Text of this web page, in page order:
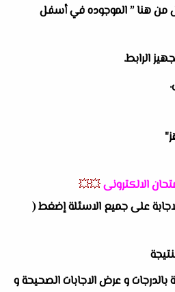
هنا ” الموجوده في أسفل
الرابط.
الالكترونى💥💥
على جميع الاسئلة إضغط (
و عرض الاجابات الصحيحة و